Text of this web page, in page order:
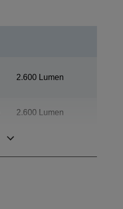
2.600 Lumen
2.600 Lumen